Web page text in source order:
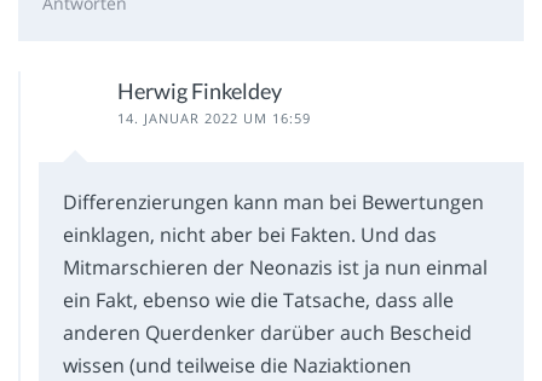
Herwig Finkeldey
14. JANUAR 2022 UM 16:59
Differenzierungen kann man bei Bewertungen
einklagen, nicht aber bei Fakten. Und das
Mitmarschieren der Neonazis ist ja nun einmal
ein Fakt, ebenso wie die Tatsache, dass alle
anderen Querdenker darüber auch Bescheid
wissen (und teilweise die Naziaktionen